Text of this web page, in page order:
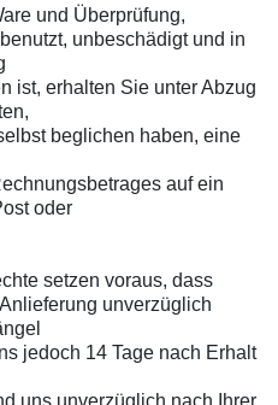
und Überprüfung,
unbeschädigt und in
ist, erhalten Sie unter Abzug
beglichen haben, eine
auf ein
oder
setzen voraus, dass
unverzüglich
jedoch 14 Tage nach Erhalt
uns unverzüglich nach Ihrer